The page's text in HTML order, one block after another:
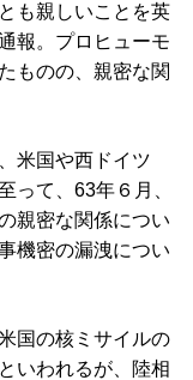
も親しいことを英
報。プロヒューモ
ものの、親密な関
米国や西ドイツ
って、63年６月、
親密な関係につい
機密の漏洩につい
国の核ミサイルの
いわれるが、陸相